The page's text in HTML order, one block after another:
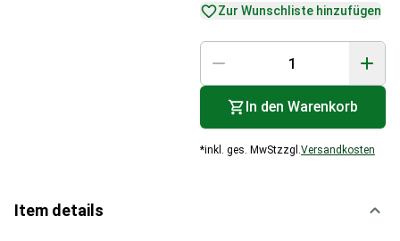
Zur Wunschliste hinzufügen
In den Warenkorb
*inkl. ges. MwStzzgl.Versandkosten
Item details